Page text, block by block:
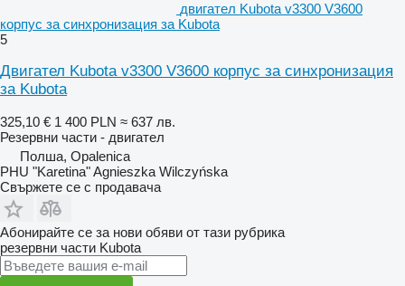
двигател Kubota v3300 V3600
корпус за синхронизация за Kubota
5
Двигател Kubota v3300 V3600 корпус за синхронизация
за Kubota
325,10 € 1 400 PLN ≈ 637 лв.
Резервни части - двигател
Полша, Opalenica
PHU "Karetina" Agnieszka Wilczyńska
Свържете се с продавача
Абонирайте се за нови обяви от тази рубрика
резервни части Kubota